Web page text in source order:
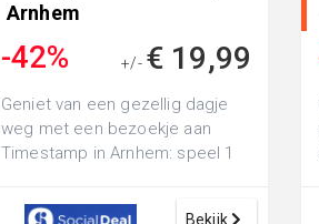
Arnhem
-42% +/- € 19,99
Geniet van een gezellig dagje
weg met een bezoekje aan
Timestamp in Arnhem: speel 1
lasergamen ...
Bekijk